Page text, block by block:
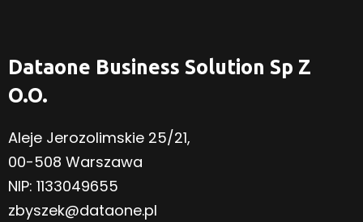
Dataone Business Solution Sp Z
O.o.
Aleje Jerozolimskie 25/21,
00-508 Warszawa
NIP: 1133049655
zbyszek@dataone.pl